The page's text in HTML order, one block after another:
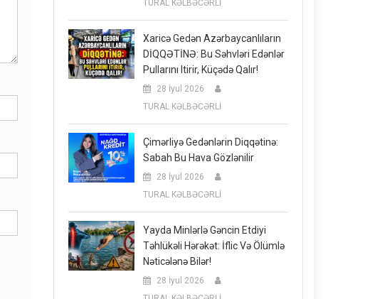
TURAL KƏLBƏCƏRLİ
Xaricə Gedən Azərbaycanlıların
DİQQƏTİNƏ: Bu Səhvləri Edənlər
Pullarını Itirir, Küçədə Qalır!
28 İyul 2026
TURAL KƏLBƏCƏRLİ
Çimərliyə Gedənlərin Diqqətinə:
Sabah Bu Hava Gözlənilir
28 İyul 2026
TURAL KƏLBƏCƏRLİ
Yayda Minlərlə Gəncin Etdiyi
Təhlükəli Hərəkət: İflic Və Ölümlə
Nəticələnə Bilər!
28 İyul 2026